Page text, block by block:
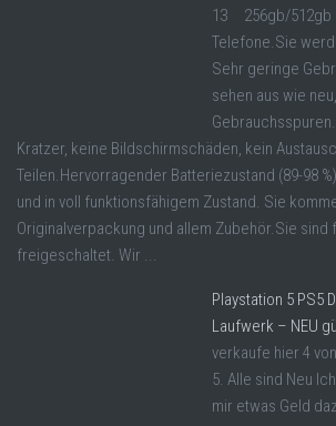
13 256gb/512gb
Telefone.Sie
Sehr geringe
sehen aus wie
Kratzer, keine Bildschirmschäden, kein
Teilen.Hervorragender Batteriezustand (89-98
und in voll funktionsfähigem Zustand. Sie
Originalverpackung und allem Zubehör.Sie
freigeschaltet. Wir ...
Playstation 5 PS5
Laufwerk – NEU
verkaufe hier 4
5. Alle sind Neu
mir etwas Geld